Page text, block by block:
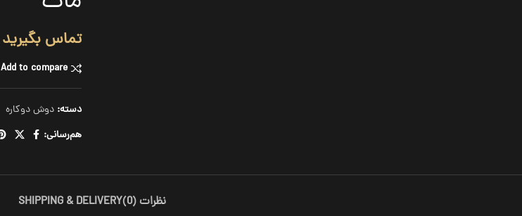
تماس بگیرید
Add to compare
دسته: دوش دوکاره
هم‌رسانی:
نظرات (0) SHIPPING & DELIVERY